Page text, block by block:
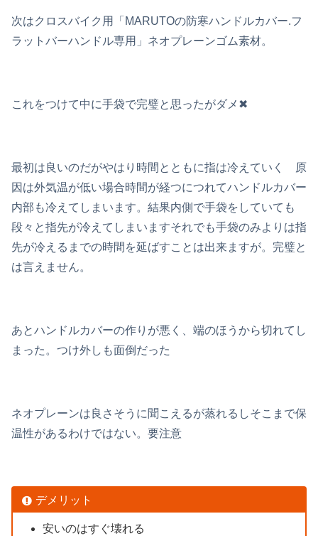
次はクロスバイク用「MARUTOの防寒ハンドルカバー.フ
ラットバーハンドル専用」ネオプレーンゴム素材。
これをつけて中に手袋で完璧と思ったがダメ✖
最初は良いのだがやはり時間とともに指は冷えていく 原
因は外気温が低い場合時間が経つにつれてハンドルカバー
内部も冷えてしまいます。結果内側で手袋をしていても
段々と指先が冷えてしまいますそれでも手袋のみよりは指
先が冷えるまでの時間を延ばすことは出来ますが。完璧と
は言えません。
あとハンドルカバーの作りが悪く、端のほうから切れてし
まった。つけ外しも面倒だった
ネオプレーンは良さそうに聞こえるが蒸れるしそこまで保
温性があるわけではない。要注意
デメリット
安いのはすぐ壊れる